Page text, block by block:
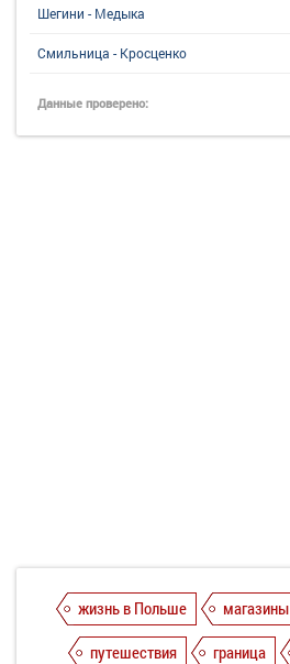
Шегини - Медыка
Смильница - Кросценко
Данные проверено:
жизнь в Польше магазины
путешествия
граница